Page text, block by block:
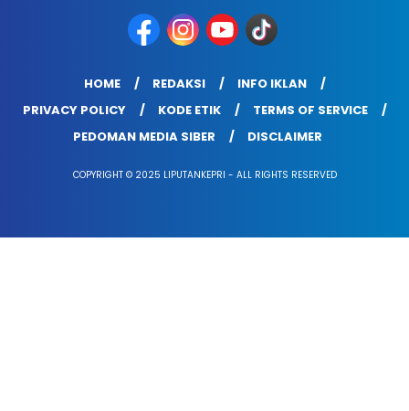
HOME REDAKSI
INFO IKLAN
PRIVACY POLICY
KODE ETIK
TERMS OF SERVICE
PEDOMAN MEDIA SIBER
DISCLAIMER
COPYRIGHT © 2025 LIPUTANKEPRI - ALL RIGHTS RESERVED